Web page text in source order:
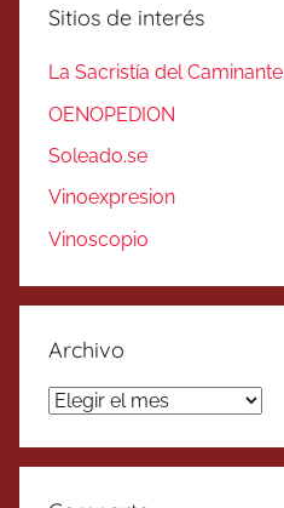
Sitios de interés
La Sacristía del Caminante
OENOPEDION
Soleado.se
Vinoexpresion
Vinoscopio
Archivo
Archivo